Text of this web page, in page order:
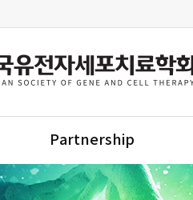
Partnership